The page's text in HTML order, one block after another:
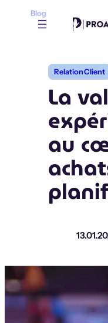
Blog
Relation Client
La
au